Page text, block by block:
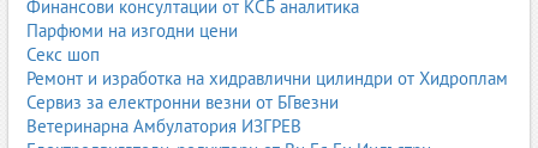
Финансови консултации от КСБ аналитика
Парфюми на изгодни цени
Секс шоп
Ремонт и изработка на хидравлични цилиндри от Хидроплам
Сервиз за електронни везни от БГвезни
Ветеринарна Амбулатория ИЗГРЕВ